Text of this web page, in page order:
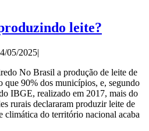
leite?
05/2025|
No Brasil a produção de leite de
que 90% dos municípios, e, segundo
IBGE, realizado em 2017, mais do
rurais declararam produzir leite de
climática do território nacional acaba